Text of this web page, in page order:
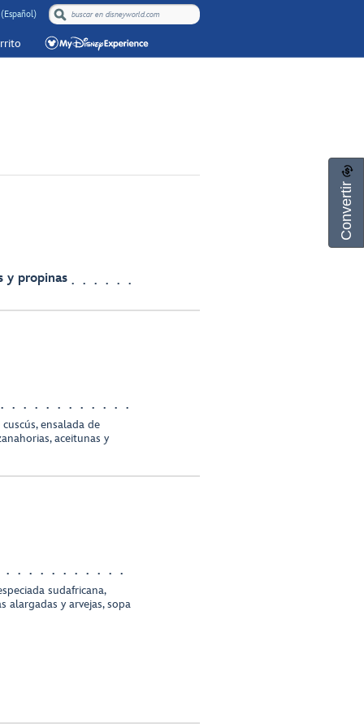
y propinas
ensalada de
aceitunas y
sudafricana,
alargadas y arvejas, sopa
Convertir